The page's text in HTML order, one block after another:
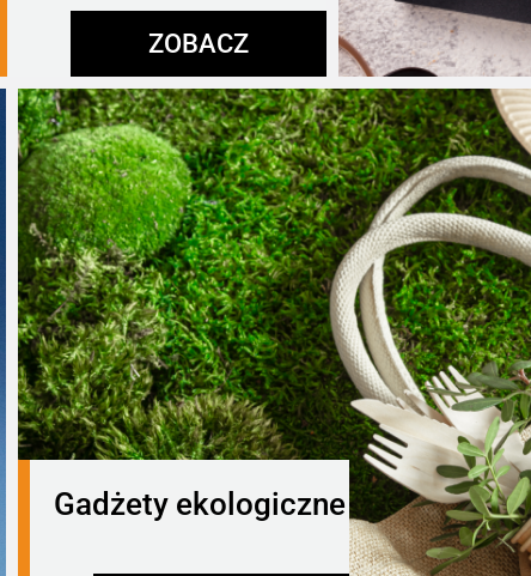
ZOBACZ
Gadżety ekologiczne